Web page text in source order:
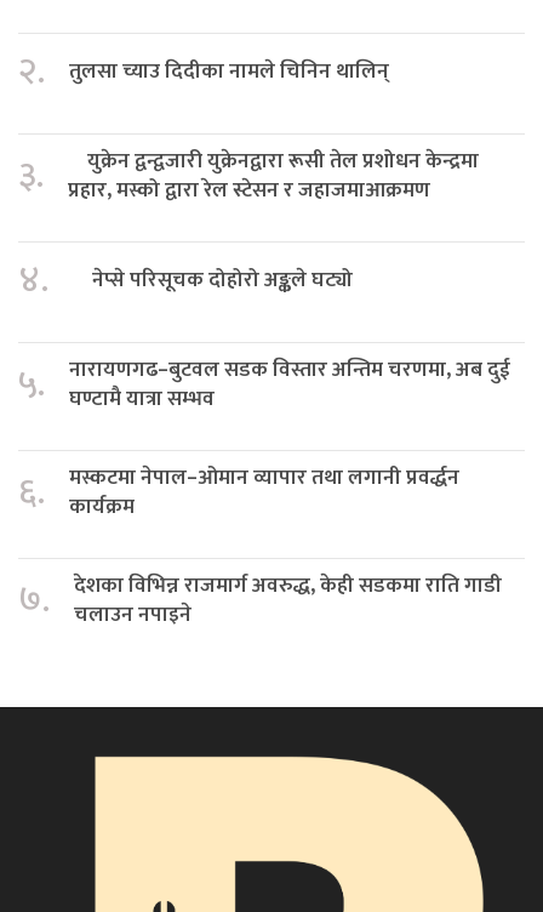
२. तुलसा च्याउ दिदीका नामले चिनिन थालिन्
३.
युक्रेन द्वन्द्वजारी युक्रेनद्वारा रूसी तेल प्रशोधन केन्द्रमा
प्रहार, मस्को द्वारा रेल स्टेसन र जहाजमाआक्रमण
४. नेप्से परिसूचक दोहोरो अङ्कले घट्यो
५.
नारायणगढ–बुटवल सडक विस्तार अन्तिम चरणमा, अब दुई
घण्टामै यात्रा सम्भव
६.
मस्कटमा नेपाल–ओमान व्यापार तथा लगानी प्रवर्द्धन
कार्यक्रम
७.
देशका विभिन्न राजमार्ग अवरुद्ध, केही सडकमा राति गाडी
चलाउन नपाइने